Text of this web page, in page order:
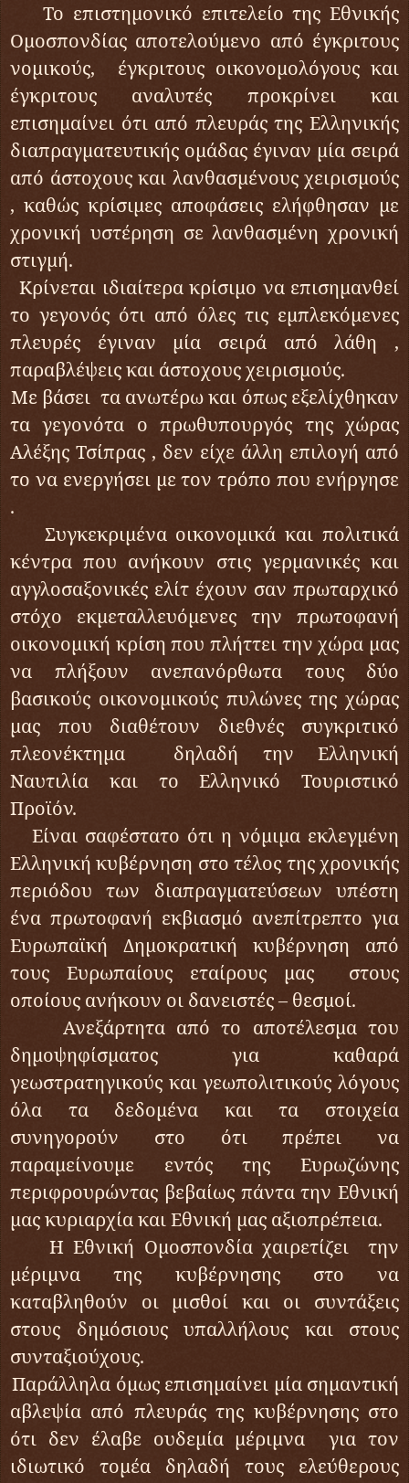
Το επιστημονικό επιτελείο της Εθνικής
Ομοσπονδίας αποτελούμενο από έγκριτους
νομικούς, έγκριτους οικονομολόγους και
έγκριτους αναλυτές προκρίνει και
επισημαίνει ότι από πλευράς της Ελληνικής
διαπραγματευτικής ομάδας έγιναν μία σειρά
από άστοχους και λανθασμένους χειρισμούς
, καθώς κρίσιμες αποφάσεις ελήφθησαν με
χρονική υστέρηση σε λανθασμένη χρονική
στιγμή.
Κρίνεται ιδιαίτερα κρίσιμο να επισημανθεί
το γεγονός ότι από όλες τις εμπλεκόμενες
πλευρές έγιναν μία σειρά από λάθη ,
παραβλέψεις και άστοχους χειρισμούς.
Με βάσει τα ανωτέρω και όπως εξελίχθηκαν
τα γεγονότα ο πρωθυπουργός της χώρας
Αλέξης Τσίπρας , δεν είχε άλλη επιλογή από
το να ενεργήσει με τον τρόπο που ενήργησε
.
Συγκεκριμένα οικονομικά και πολιτικά
κέντρα που ανήκουν στις γερμανικές και
αγγλοσαξονικές ελίτ έχουν σαν πρωταρχικό
στόχο εκμεταλλευόμενες την πρωτοφανή
οικονομική κρίση που πλήττει την χώρα μας
να πλήξουν ανεπανόρθωτα τους δύο
βασικούς οικονομικούς πυλώνες της χώρας
μας που διαθέτουν διεθνές συγκριτικό
πλεονέκτημα δηλαδή την Ελληνική
Ναυτιλία και το Ελληνικό Τουριστικό
Προϊόν.
Είναι σαφέστατο ότι η νόμιμα εκλεγμένη
Ελληνική κυβέρνηση στο τέλος της χρονικής
περιόδου των διαπραγματεύσεων υπέστη
ένα πρωτοφανή εκβιασμό ανεπίτρεπτο για
Ευρωπαϊκή Δημοκρατική κυβέρνηση από
τους Ευρωπαίους εταίρους μας στους
οποίους ανήκουν οι δανειστές – θεσμοί.
Ανεξάρτητα από το αποτέλεσμα του
δημοψηφίσματος για καθαρά
γεωστρατηγικούς και γεωπολιτικούς λόγους
όλα τα δεδομένα και τα στοιχεία
συνηγορούν στο ότι πρέπει να
παραμείνουμε εντός της Ευρωζώνης
περιφρουρώντας βεβαίως πάντα την Εθνική
μας κυριαρχία και Εθνική μας αξιοπρέπεια.
Η Εθνική Ομοσπονδία χαιρετίζει την
μέριμνα της κυβέρνησης στο να
καταβληθούν οι μισθοί και οι συντάξεις
στους δημόσιους υπαλλήλους και στους
συνταξιούχους.
Παράλληλα όμως επισημαίνει μία σημαντική
αβλεψία από πλευράς της κυβέρνησης στο
ότι δεν έλαβε ουδεμία μέριμνα για τον
ιδιωτικό τομέα δηλαδή τους ελεύθερους